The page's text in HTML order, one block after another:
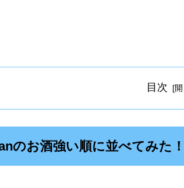
目次
のお酒強い順に並べてみた！